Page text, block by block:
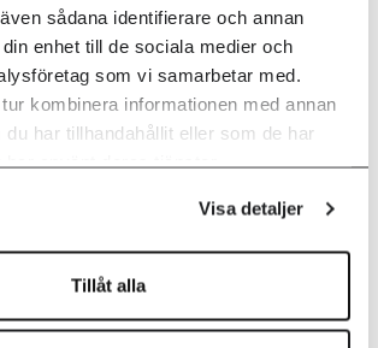
sådana identifierare och annan
enhet till de sociala medier och
som vi samarbetar med.
kombinera informationen med annan
du har tillhandahållit eller som de har
använt deras tjänster.
Visa detaljer
Tillåt alla
tjänst eller köpa själv –
kostnadseffektivt?
att de påverkar både drift,
säkerhet. Här reder vi ut vilken
är mest lönsam för dig som vill ha
krångel.